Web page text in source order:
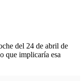
del 24 de abril de
que implicaría esa